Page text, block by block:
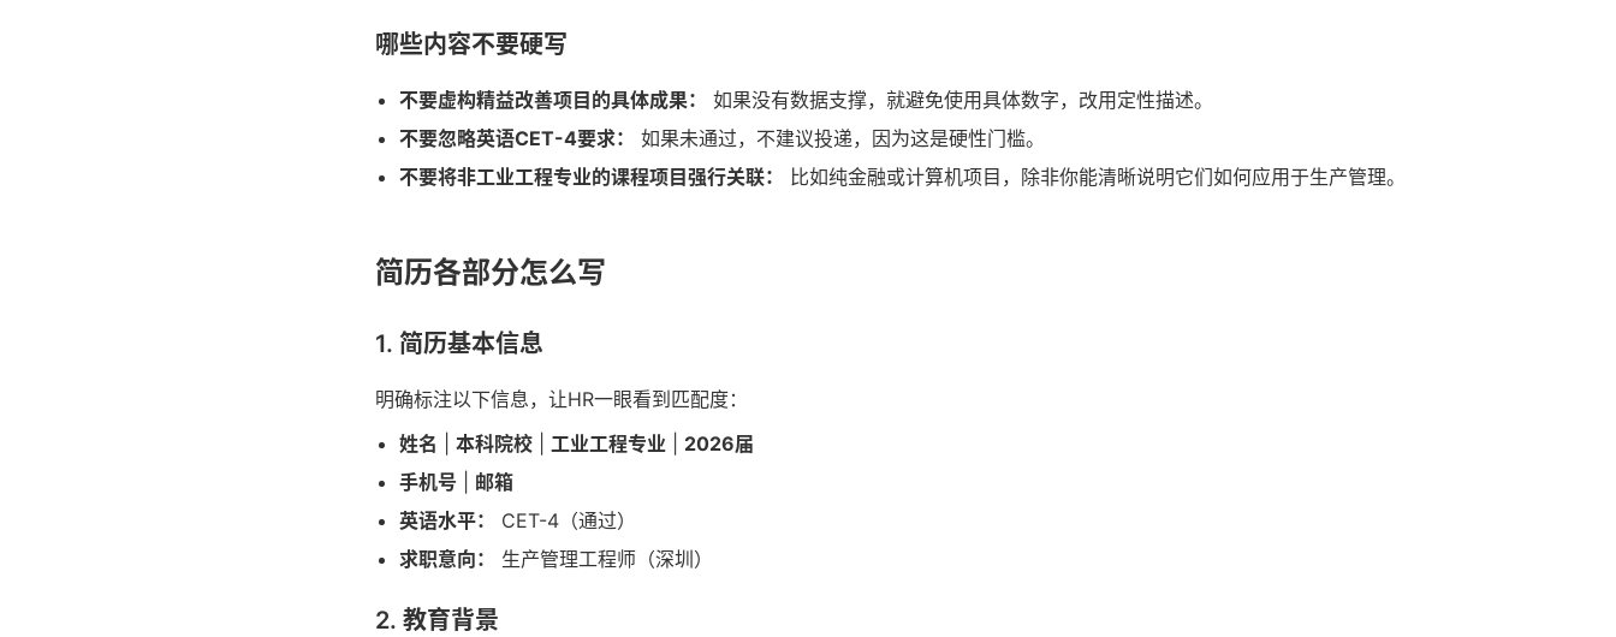
哪些内容不要硬写
不要虚构精益改善项目的具体成果：
如果没有数据支撑，就避免使用具体数字，改用定性描述。
不要忽略英语CET-4要求：
如果未通过，不建议投递，因为这是硬性门槛。
不要将非工业工程专业的课程项目强行关联：
比如纯金融或计算机项目，除非你能清晰说明它们如何应用于生产管理。
简历各部分怎么写
1. 简历基本信息
明确标注以下信息，让HR一眼看到匹配度：
姓名
本科院校 工业工程专业
2026届
手机号
邮箱
英语水平：
CET-4（通过）
求职意向：
生产管理工程师（深圳）
2. 教育背景